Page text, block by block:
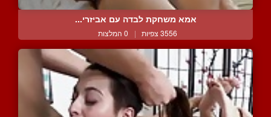
אמא משחקת לבדה עם אביזרי...
3556 צפיות | 0 המלצות